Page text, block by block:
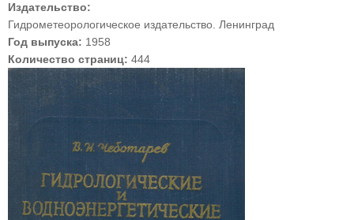
Издательство:
Гидрометеорологическое издательство. Ленинград
Год выпуска: 1958
Количество страниц: 444